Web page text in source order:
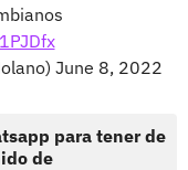
June 8, 2022
para tener de
de